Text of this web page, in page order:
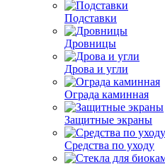
Подставки
Дровницы
Дрова и угли
Ограда каминная
Защитные экраны
Средства по уходу